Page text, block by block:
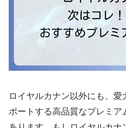
ロイヤルカナン以外にも、愛
ポートする高品質なプレミア